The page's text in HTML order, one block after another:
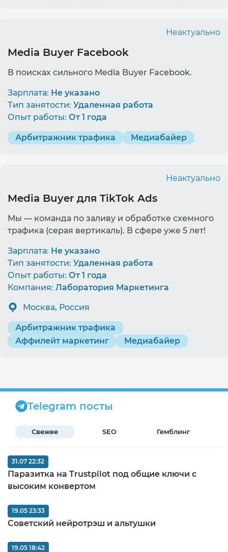
Media Buyer Facebook
Неактуально
В поисках сильного Media Buyer Facebook.
Зарплата: Не указано
Тип занятости: Удаленная работа
Опыт работы: От 1 года
Арбитражник трафика Медиабайер
Media Buyer для TikTok Ads
Неактуально
Мы — команда по заливу и обработке схемного
трафика (серая вертикаль). В сфере уже 5 лет!
Зарплата: Не указано
Тип занятости: Удаленная работа
Опыт работы: От 1 года
Компания: Лаборатория Маркетинга
Арбитражник трафика
Аффилейт маркетинг
Медиабайер
Москва, Россия
Telegram посты
Свежее SEO Гемблинг
Паразитка на Trustpilot под общие ключи с
высоким конвертом
31.07 22:32
Советский нейротрэш и альтушки
19.05 23:33
19.05 18:42